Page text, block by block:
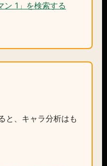
1」を検索する
と、キャラ分析はも